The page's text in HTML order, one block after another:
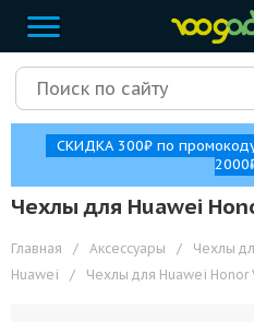
СКИДКА 300₽ по
Чехлы для Huawei
Главная / Аксессуары / Чехлы
Huawei
/ Чехлы для Huawei Honor